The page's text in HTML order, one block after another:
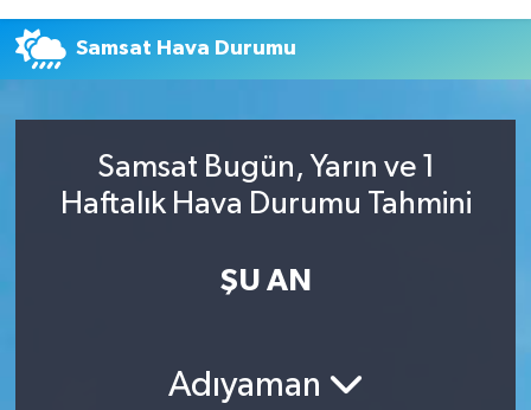
Samsat Hava Durumu
Samsat Bugün, Yarın ve 1
Haftalık Hava Durumu Tahmini
ŞU AN
Adıyaman
Tüm Manşetler
Son Dakika Haberleri